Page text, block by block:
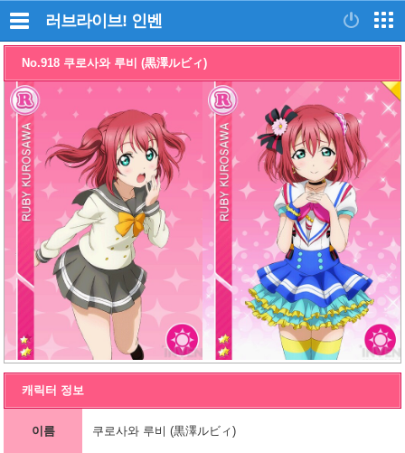
러브라이브! 인벤
No.918 쿠로사와 루비 (黒澤ルビィ)
캐릭터 정보
이름 쿠로사와 루비 (黒澤ルビィ)